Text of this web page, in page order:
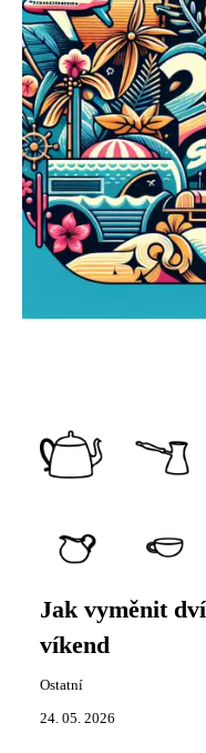
Jak vyměnit
víkend
Ostatní
24. 05. 2026